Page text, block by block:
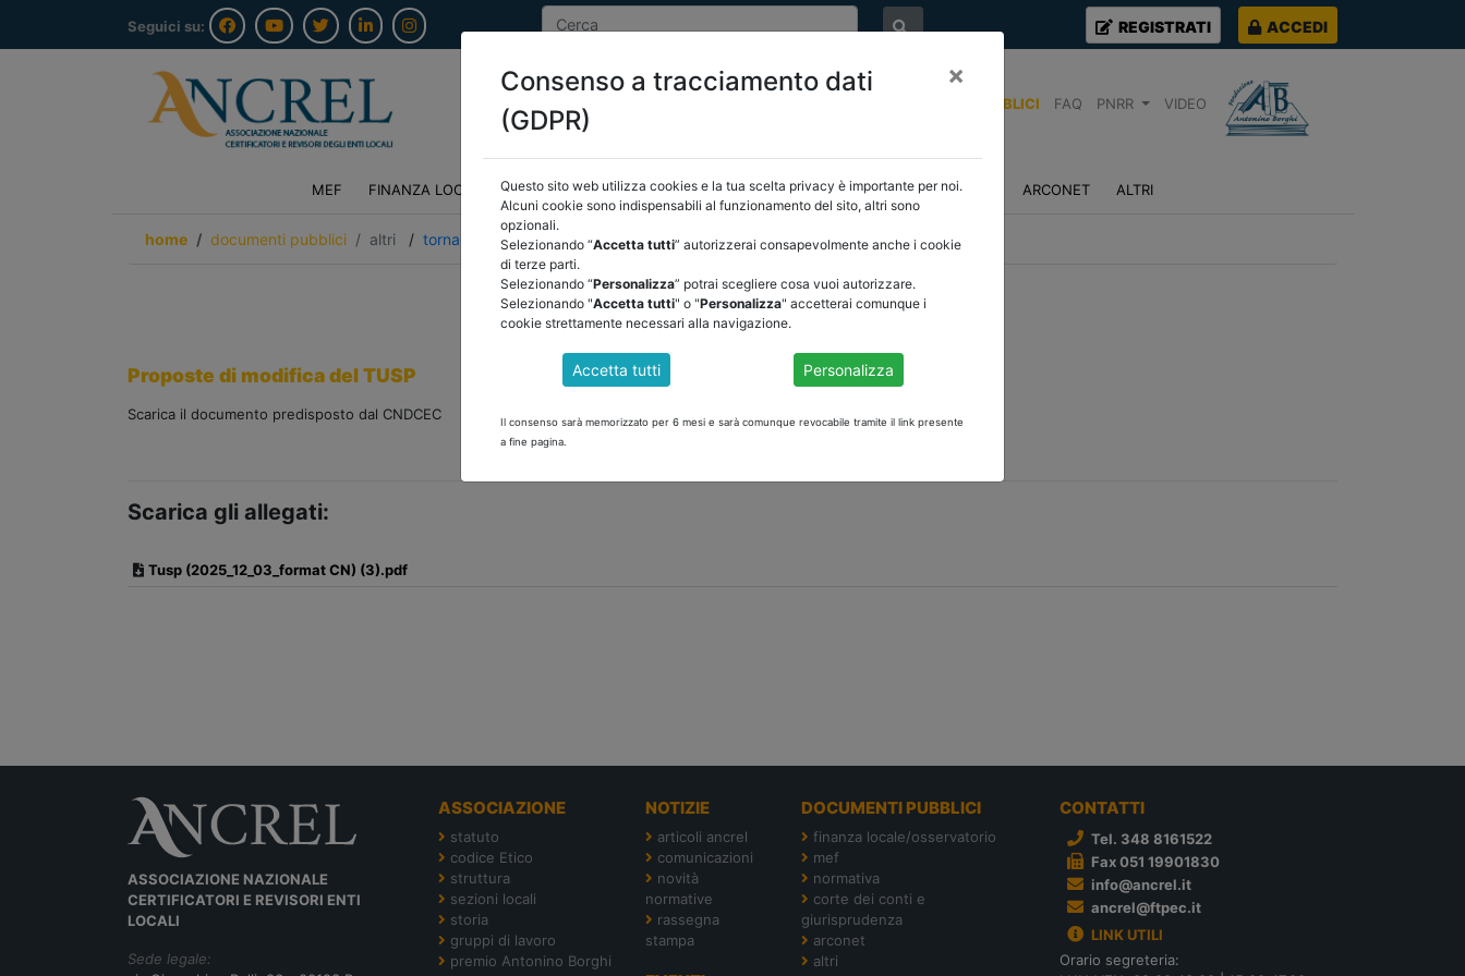
Seguici su: REGISTRATI ACCEDI
DOCUMENTI PUBBLICI FAQ PNRR VIDEO
MEF FINANZA LOCALE/OSSERVATORIO NORMATIVA CORTE DEI CONTI E GIURISPRUDENZA ARCONET ALTRI
home documenti pubblici altri / torna indietro
DOCUMENTI PUBBLICI
Proposte di modifica del TUSP
Scarica il documento predisposto dal CNDCEC
Scarica gli allegati:
Tusp (2025_12_03_format CN) (3).pdf
ASSOCIAZIONE NAZIONALE
CERTIFICATORI E REVISORI ENTI
LOCALI
Sede legale:
ASSOCIAZIONE
statuto
codice Etico
struttura
sezioni locali
storia
gruppi di lavoro
premio Antonino Borghi
NOTIZIE
articoli ancrel
comunicazioni
novità
normative
rassegna
stampa
DOCUMENTI PUBBLICI
finanza locale/osservatorio
mef
normativa
corte dei conti e
giurisprudenza
arconet
altri
CONTATTI
Tel. 348 8161522
Fax 051 19901830
info@ancrel.it
ancrel@ftpec.it
LINK UTILI
Orario segreteria:
Consenso a tracciamento dati
(GDPR)
×
Questo sito web utilizza cookies e la tua scelta privacy è importante per noi.
Alcuni cookie sono indispensabili al funzionamento del sito, altri sono
opzionali.
Selezionando “Accetta tutti” autorizzerai consapevolmente anche i cookie
di terze parti.
Selezionando “Personalizza” potrai scegliere cosa vuoi autorizzare.
Selezionando "Accetta tutti" o "Personalizza" accetterai comunque i
cookie strettamente necessari alla navigazione.
Accetta tutti Personalizza
Il consenso sarà memorizzato per 6 mesi e sarà comunque revocabile tramite il link presente
a fine pagina.